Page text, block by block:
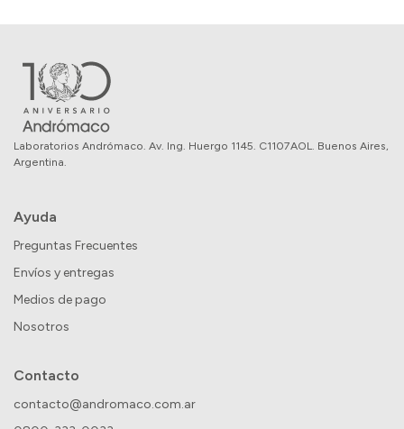
Laboratorios Andrómaco. Av. Ing. Huergo 1145. C1107AOL. Buenos Aires,
Argentina.
Ayuda
Preguntas Frecuentes
Envíos y entregas
Medios de pago
Nosotros
Contacto
contacto@andromaco.com.ar